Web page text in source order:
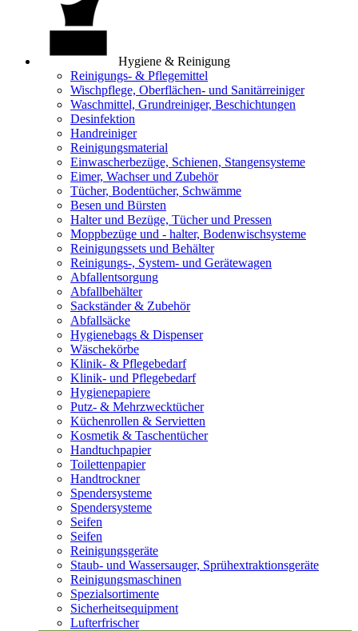
Hygiene & Reinigung
Reinigungs- & Pflegemittel
Wischpflege, Oberflächen- und Sanitärreiniger
Waschmittel, Grundreiniger, Beschichtungen
Desinfektion
Handreiniger
Reinigungsmaterial
Einwascherbezüge, Schienen, Stangensysteme
Eimer, Wachser und Zubehör
Tücher, Bodentücher, Schwämme
Besen und Bürsten
Halter und Bezüge, Tücher und Pressen
Moppbezüge und - halter, Bodenwischsysteme
Reinigungssets und Behälter
Reinigungs-, System- und Gerätewagen
Abfallentsorgung
Abfallbehälter
Sackständer & Zubehör
Abfallsäcke
Hygienebags & Dispenser
Wäschekörbe
Klinik- & Pflegebedarf
Klinik- und Pflegebedarf
Hygienepapiere
Putz- & Mehrzwecktücher
Küchenrollen & Servietten
Kosmetik & Taschentücher
Handtuchpapier
Toilettenpapier
Handtrockner
Spendersysteme
Spendersysteme
Seifen
Seifen
Reinigungsgeräte
Staub- und Wassersauger, Sprühextraktionsgeräte
Reinigungsmaschinen
Spezialsortimente
Sicherheitsequipment
Lufterfrischer